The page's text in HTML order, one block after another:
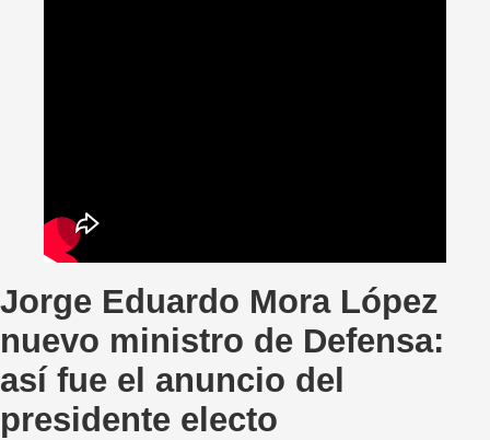
Jorge Eduardo Mora López
nuevo ministro de Defensa:
así fue el anuncio del
presidente electo